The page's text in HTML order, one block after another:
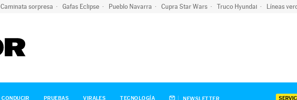
Caminata sorpresa Gafas Eclipse Pueblo Navarra Cupra Star Wars Truco Hyundai Líneas
CONDUCIR PRUEBAS VIRALES TECNOLOGÍA NEWSLETTER